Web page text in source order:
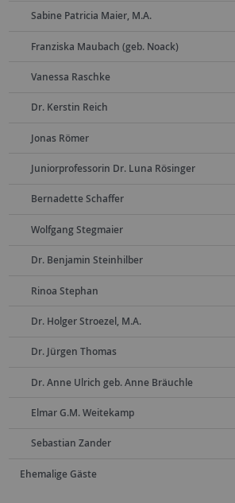
Sabine Patricia Maier, M.A.
Franziska Maubach (geb. Noack)
Vanessa Raschke
Dr. Kerstin Reich
Jonas Römer
Juniorprofessorin Dr. Luna Rösinger
Bernadette Schaffer
Wolfgang Stegmaier
Dr. Benjamin Steinhilber
Rinoa Stephan
Dr. Holger Stroezel, M.A.
Dr. Jürgen Thomas
Dr. Anne Ulrich geb. Anne Bräuchle
Elmar G.M. Weitekamp
Sebastian Zander
Ehemalige Gäste